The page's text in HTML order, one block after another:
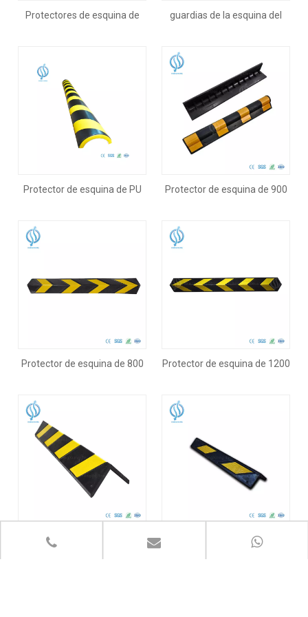
Protectores de esquina de
guardias de la esquina del
Protector de esquina de PU
Protector de esquina de 900
Protector de esquina de 800
Protector de esquina de 1200
Protector de esquina de 1000
Protector de esquina de 600